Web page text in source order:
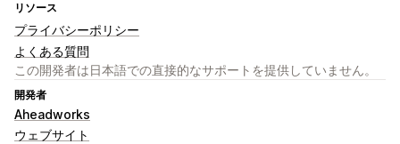
リソース
プライバシーポリシー
よくある質問
この開発者は日本語での直接的なサポートを提供していません。
開発者
Aheadworks
ウェブサイト